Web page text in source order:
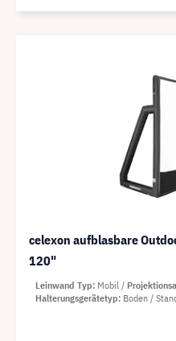
celexon aufblasbare
120"
Leinwand Typ Mobil
Halterungsgerätetyp Boden /